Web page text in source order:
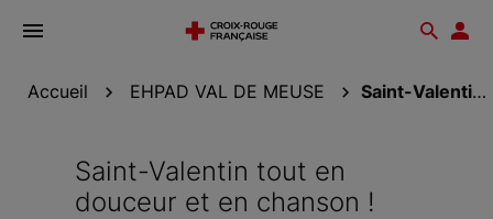
Ouvrir
Accueil EHPAD VAL DE MEUSE Saint-Valentin tout en douceur et en chanson !
Saint-Valentin tout en
douceur et en chanson !